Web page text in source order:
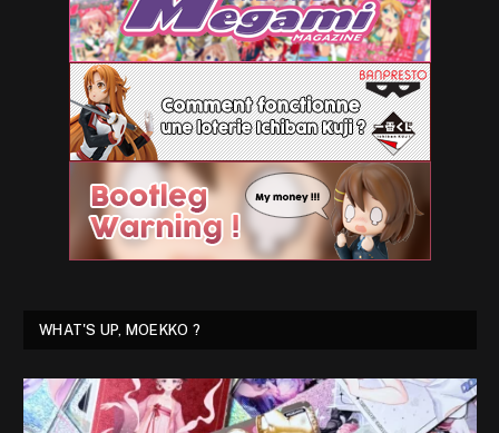
WHAT'S UP, MOEKKO ?